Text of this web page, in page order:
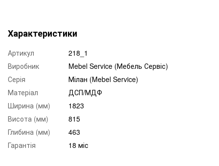
Характеристики
Артикул
218_1
Виробник
Mebel Service (Мебель Сервіс)
Серія
Мілан (Mebel Service)
Матеріал
ДСП/МДФ
Ширина (мм)
1823
Висота (мм)
815
Глибина (мм)
463
Гарантія
18 міс